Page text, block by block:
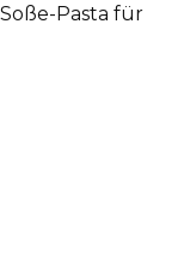
Pasta für